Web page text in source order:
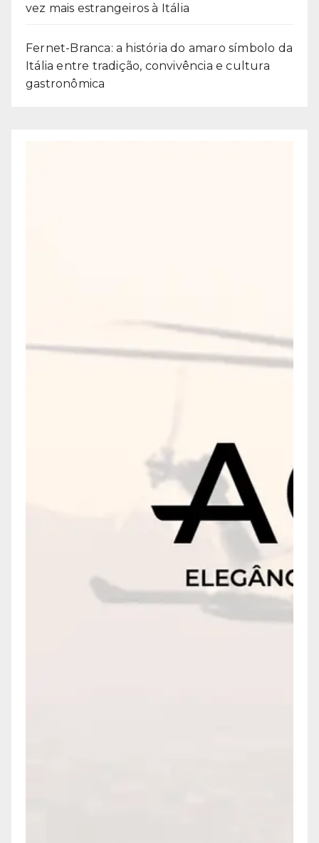
vez mais estrangeiros à Itália
Fernet-Branca: a história do amaro símbolo da
Itália entre tradição, convivência e cultura
gastronômica